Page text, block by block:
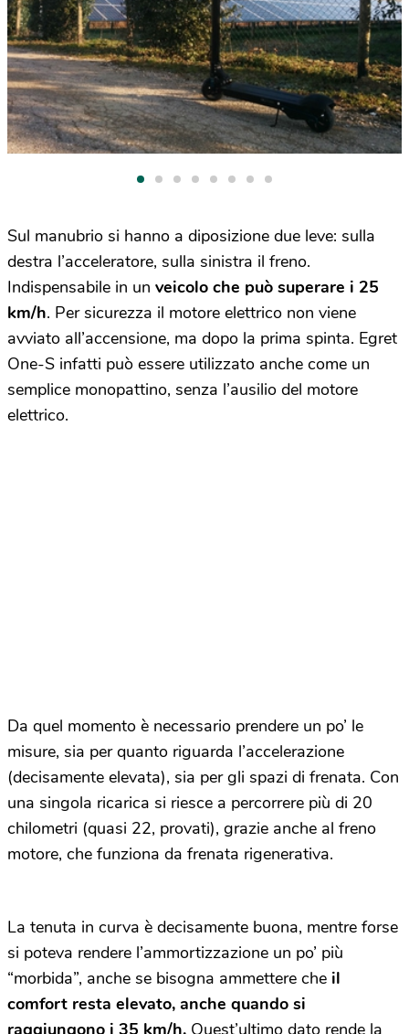
Sul manubrio si hanno a diposizione due leve: sulla
destra l’acceleratore, sulla sinistra il freno.
Indispensabile in un veicolo che può superare i 25
km/h. Per sicurezza il motore elettrico non viene
avviato all’accensione, ma dopo la prima spinta. Egret
One-S infatti può essere utilizzato anche come un
semplice monopattino, senza l’ausilio del motore
elettrico.
Da quel momento è necessario prendere un po’ le
misure, sia per quanto riguarda l’accelerazione
(decisamente elevata), sia per gli spazi di frenata. Con
una singola ricarica si riesce a percorrere più di 20
chilometri (quasi 22, provati), grazie anche al freno
motore, che funziona da frenata rigenerativa.
La tenuta in curva è decisamente buona, mentre forse
si poteva rendere l’ammortizzazione un po’ più
“morbida”, anche se bisogna ammettere che il
comfort resta elevato, anche quando si
raggiungono i 35 km/h. Quest’ultimo dato rende la